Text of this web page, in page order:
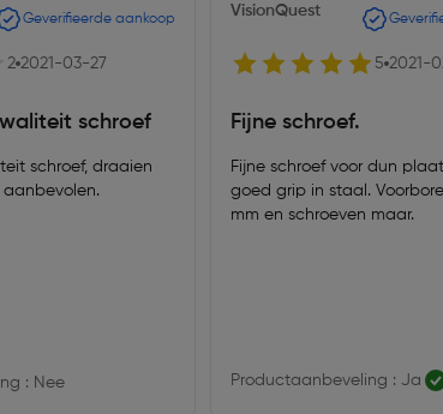
Geverifieerde aankoop
2 2021-03-27
schroef
schroef, draaien
aanbevolen.
: Nee
VisionQuest
5 2021-
Fijne schroef.
Fijne schroef voor dun
goed grip in staal.
mm en schroeven maar.
Productaanbeveling : Ja